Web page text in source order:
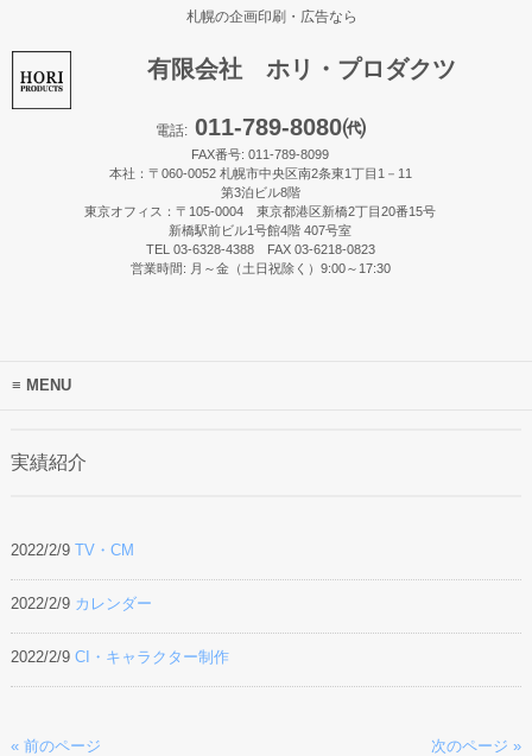
札幌の企画印刷・広告なら
有限会社 ホリ・プロダクツ
電話:011-789-8080㈹
FAX番号: 011-789-8099
本社：〒060-0052 札幌市中央区南2条東1丁目1－11
第3泊ビル8階
東京オフィス：〒105-0004 東京都港区新橋2丁目20番15号
新橋駅前ビル1号館4階 407号室
TEL 03-6328-4388 FAX 03-6218-0823
営業時間: 月～金（土日祝除く）9:00～17:30
MENU
実績紹介
2022/2/9 TV・CM
2022/2/9 カレンダー
2022/2/9 CI・キャラクター制作
« 前のページ 次のページ »